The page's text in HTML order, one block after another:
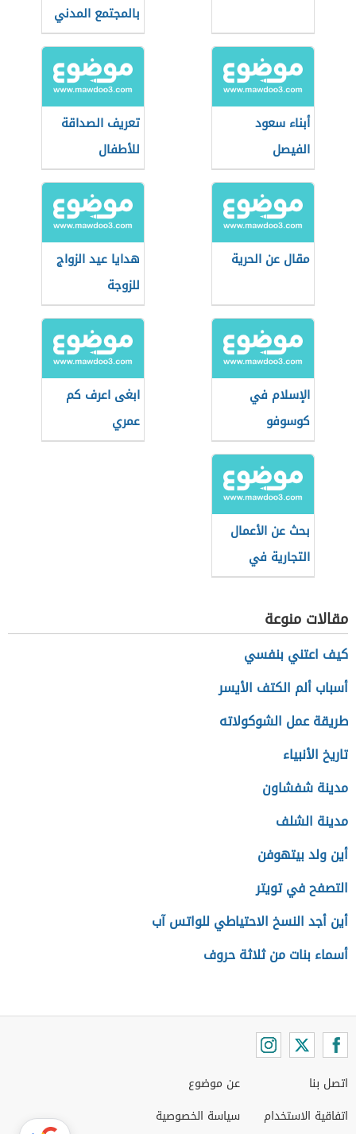
بالمجتمع المدني
أبناء سعود
الفيصل
تعريف الصداقة
للأطفال
مقال عن الحرية
هدايا عيد الزواج
للزوجة
الإسلام في
كوسوفو
ابغى اعرف كم
عمري
بحث عن الأعمال
التجارية في
القانون التجاري
مقالات منوعة
كيف اعتني بنفسي
أسباب ألم الكتف الأيسر
طريقة عمل الشوكولاته
تاريخ الأنبياء
مدينة شفشاون
مدينة الشلف
أين ولد بيتهوفن
التصفح في تويتر
أين أجد النسخ الاحتياطي للواتس آب
أسماء بنات من ثلاثة حروف
اتصل بنا
اتفاقية الاستخدام
عن موضوع
سياسة الخصوصية